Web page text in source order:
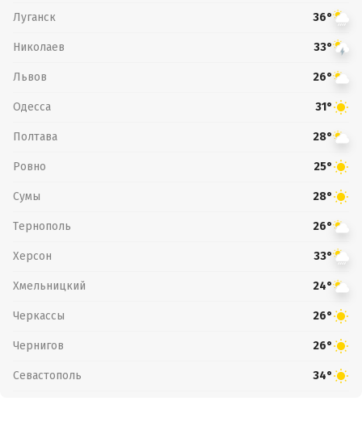
Луганск 36°
Николаев 33°
Львов 26°
Одесса 31°
Полтава 28°
Ровно 25°
Сумы 28°
Тернополь 26°
Херсон 33°
Хмельницкий 24°
Черкассы 26°
Чернигов 26°
Севастополь 34°